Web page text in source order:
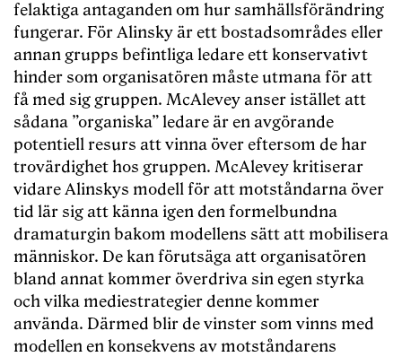
felaktiga antaganden om hur samhällsförändring
fungerar. För Alinsky är ett bostadsområdes eller
annan grupps befintliga ledare ett konservativt
hinder som organisatören måste utmana för att
få med sig gruppen. McAlevey anser istället att
sådana ”organiska” ledare är en avgörande
potentiell resurs att vinna över eftersom de har
trovärdighet hos gruppen. McAlevey kritiserar
vidare Alinskys modell för att motståndarna över
tid lär sig att känna igen den formelbundna
dramaturgin bakom modellens sätt att mobilisera
människor. De kan förutsäga att organisatören
bland annat kommer överdriva sin egen styrka
och vilka mediestrategier denne kommer
använda. Därmed blir de vinster som vinns med
modellen en konsekvens av motståndarens